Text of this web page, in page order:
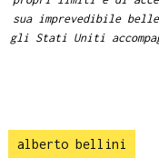
sua imprevedibile
gli Stati Uniti
alberto bellini